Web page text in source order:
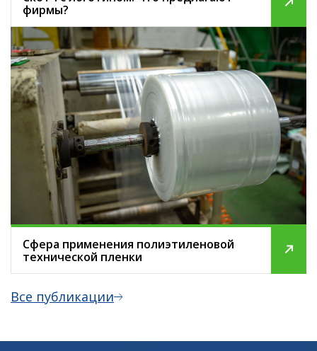
фирмы?
Сфера применения полиэтиленовой
технической пленки
Все публикации